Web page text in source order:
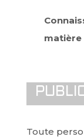
matière
Toute